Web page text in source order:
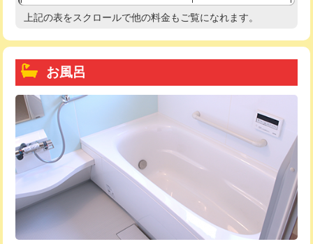
高度高圧洗浄換 現地調査
トーラー機使用/3mまで
追加トーラー機使用/3m超え
カメラ調査 33,000円
桝清掃 8,800円
止水・漏水調査・防水処理・清掃・修
理・調整・分解・加工など（軽作業）
止水・漏水調査・防水処理・清掃・修
22,000円
上記の表をスクロールで他の料金もご覧になれます。
お風呂